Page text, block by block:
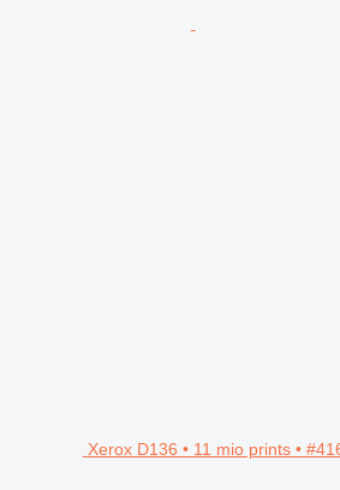
Xerox D136 • 11 mio prints •